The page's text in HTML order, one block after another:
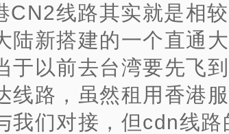
CN2线路其实就是相
陆新搭建的一个直通
于以前去台湾要先飞
线路，虽然租用香港
我们对接，但cdn线路